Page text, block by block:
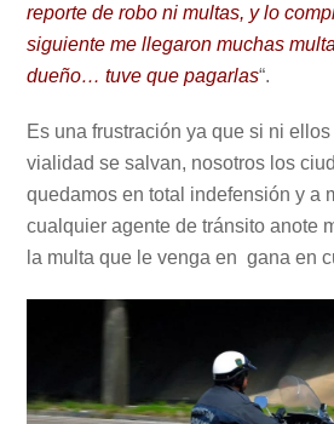
reporte de robo ni multas, y lo
siguiente me llegaron muchas
dueño… tuve que pagarlas“.
Es una frustración ya que si ni
vialidad se salvan, nosotros los
quedamos en total indefensión y a
cualquier agente de tránsito anote
la multa que le venga en gana en